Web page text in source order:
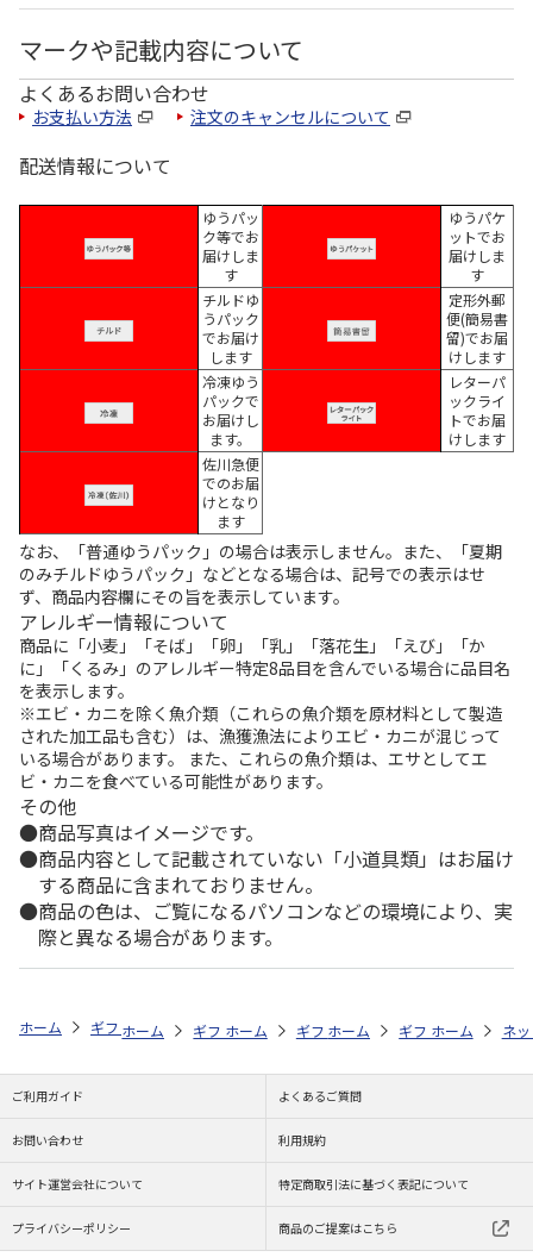
マークや記載内容について
よくあるお問い合わせ
お支払い方法 注文のキャンセルについて
配送情報について
ゆうパッ
ク等でお
届けしま
す
ゆうパケ
ットでお
届けしま
す
チルドゆ
うパック
でお届け
します
定形外郵
便(簡易書
留)でお届
けします
冷凍ゆう
パックで
お届けし
ます。
レターパ
ックライ
トでお届
けします
佐川急便
でのお届
けとなり
ます
なお、「普通ゆうパック」の場合は表示しません。また、「夏期
のみチルドゆうパック」などとなる場合は、記号での表示はせ
ず、商品内容欄にその旨を表示しています。
アレルギー情報について
商品に「小麦」「そば」「卵」「乳」「落花生」「えび」「か
に」「くるみ」のアレルギー特定8品目を含んでいる場合に品目名
を表示します。
※エビ・カニを除く魚介類（これらの魚介類を原材料として製造
された加工品も含む）は、漁獲漁法によりエビ・カニが混じって
いる場合があります。 また、これらの魚介類は、エサとしてエ
ビ・カニを食べている可能性があります。
その他
商品写真はイメージです。
商品内容として記載されていない「小道具類」はお届け
する商品に含まれておりません。
商品の色は、ご覧になるパソコンなどの環境により、実
際と異なる場合があります。
ホーム ギフトストア お中元・夏ギフト特集 2026 お菓子・スイーツ
ホーム ギフトストア お中元・夏ギフト特集 2026
ホーム ギフトストア お中元・夏ギフト
ホーム ギフトストア お
ホーム ネ
ご利用ガイド よくあるご質問
お問い合わせ 利用規約
サイト運営会社について 特定商取引法に基づく表記について
プライバシーポリシー 商品のご提案はこちら